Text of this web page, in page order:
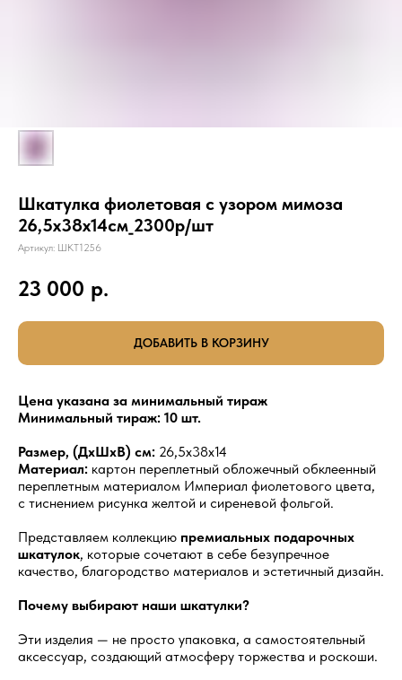
Шкатулка фиолетовая с узором мимоза
26,5х38х14см_2300р/шт
Артикул: ШКТ1256
23 000 р.
ДОБАВИТЬ В КОРЗИНУ
Цена указана за минимальный тираж
Минимальный тираж: 10 шт.
Размер, (ДхШхВ) см: 26,5х38х14
Материал: картон переплетный обложечный обклеенный
переплетным материалом Империал фиолетового цвета,
с тиснением рисунка желтой и сиреневой фольгой.
Представляем коллекцию премиальных подарочных
шкатулок, которые сочетают в себе безупречное
качество, благородство материалов и эстетичный дизайн.
Почему выбирают наши шкатулки?
Эти изделия — не просто упаковка, а самостоятельный
аксессуар, создающий атмосферу торжества и роскоши.